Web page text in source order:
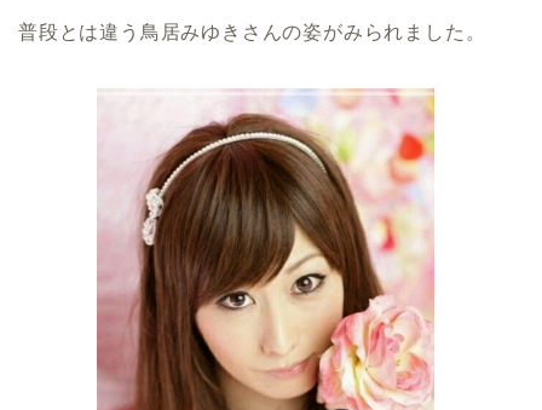
普段とは違う鳥居みゆきさんの姿がみられました。